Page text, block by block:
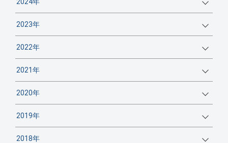
2023年
2022年
2021年
2020年
2019年
2018年